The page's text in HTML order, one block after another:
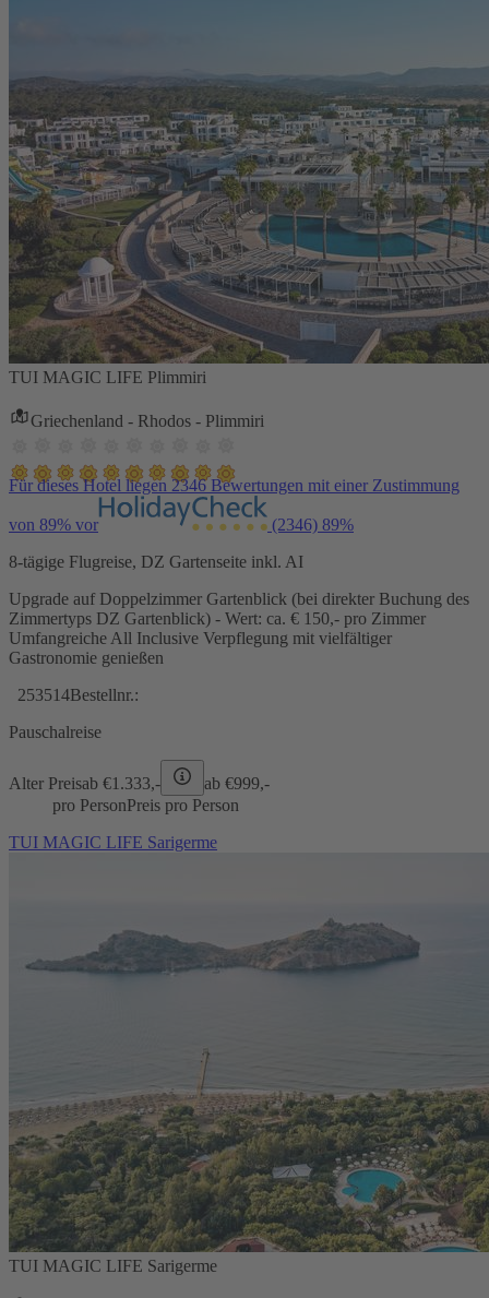
TUI MAGIC LIFE Plimmiri
Griechenland - Rhodos - Plimmiri
Für dieses Hotel liegen 2346 Bewertungen mit einer Zustimmung
von 89% vor (2346) 89%
8-tägige Flugreise, DZ Gartenseite inkl. AI
Upgrade auf Doppelzimmer Gartenblick (bei direkter Buchung des
Zimmertyps DZ Gartenblick) - Wert: ca. € 150,- pro Zimmer
Umfangreiche All Inclusive Verpflegung mit vielfältiger
Gastronomie genießen
253514Bestellnr.:
Pauschalreise
Alter Preisab €1.333,- ab €999,-
pro PersonPreis pro Person
TUI MAGIC LIFE Sarigerme
TUI MAGIC LIFE Sarigerme